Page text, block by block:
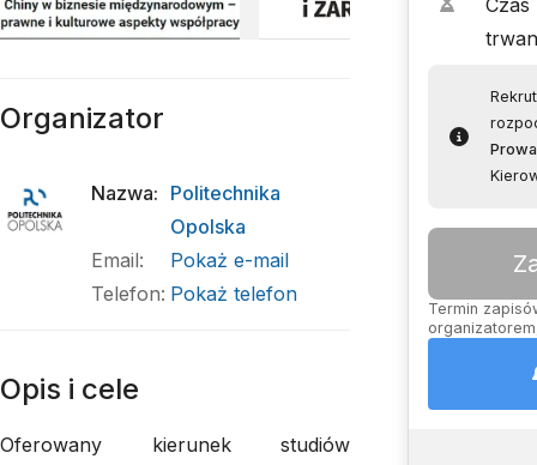
Czas
Termin
Organizator
Nazwa: Politechnika
Opolska
Email:
Pokaż e-mail
Telefon: Pokaż telefon
Opis i cele
Oferowany kierunek studiów